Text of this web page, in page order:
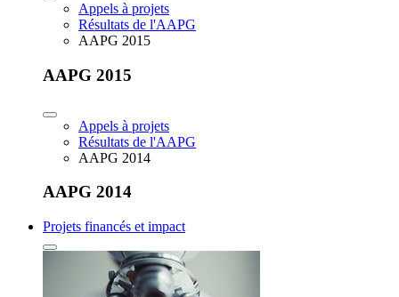
Appels à projets
Résultats de l'AAPG
AAPG 2015
AAPG 2015
Appels à projets
Résultats de l'AAPG
AAPG 2014
AAPG 2014
Projets financés et impact